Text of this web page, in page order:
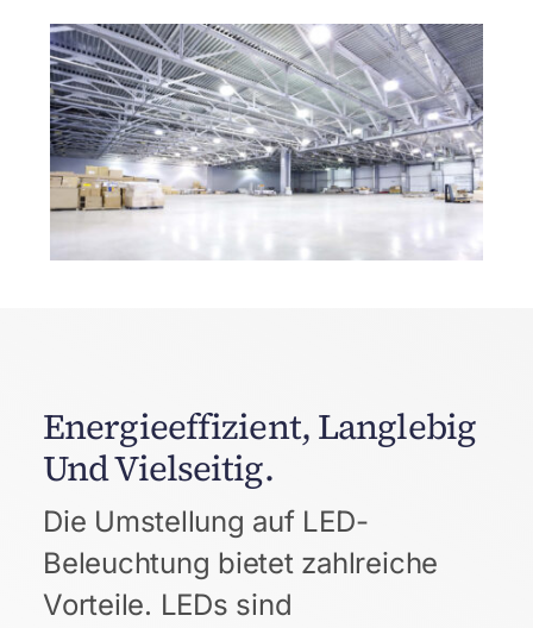
Energieeffizient, Langlebig
Und Vielseitig.
Die Umstellung auf LED-
Beleuchtung bietet zahlreiche
Vorteile. LEDs sind